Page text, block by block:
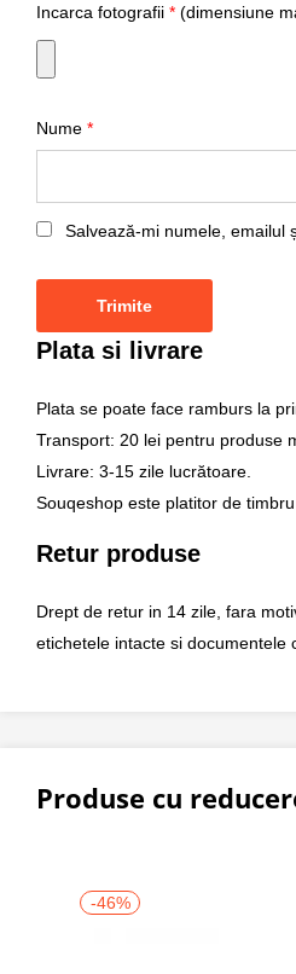
Incarca fotografii * (dimensiune
Nume *
Salvează-mi numele, emailul
Plata si livrare
Plata se poate face ramburs la
Transport: 20 lei pentru produse
Livrare: 3-15 zile lucrătoare.
Souqeshop este platitor de timbru
Retur produse
Drept de retur in 14 zile, fara
etichetele intacte si documentele
Produse cu
-46%